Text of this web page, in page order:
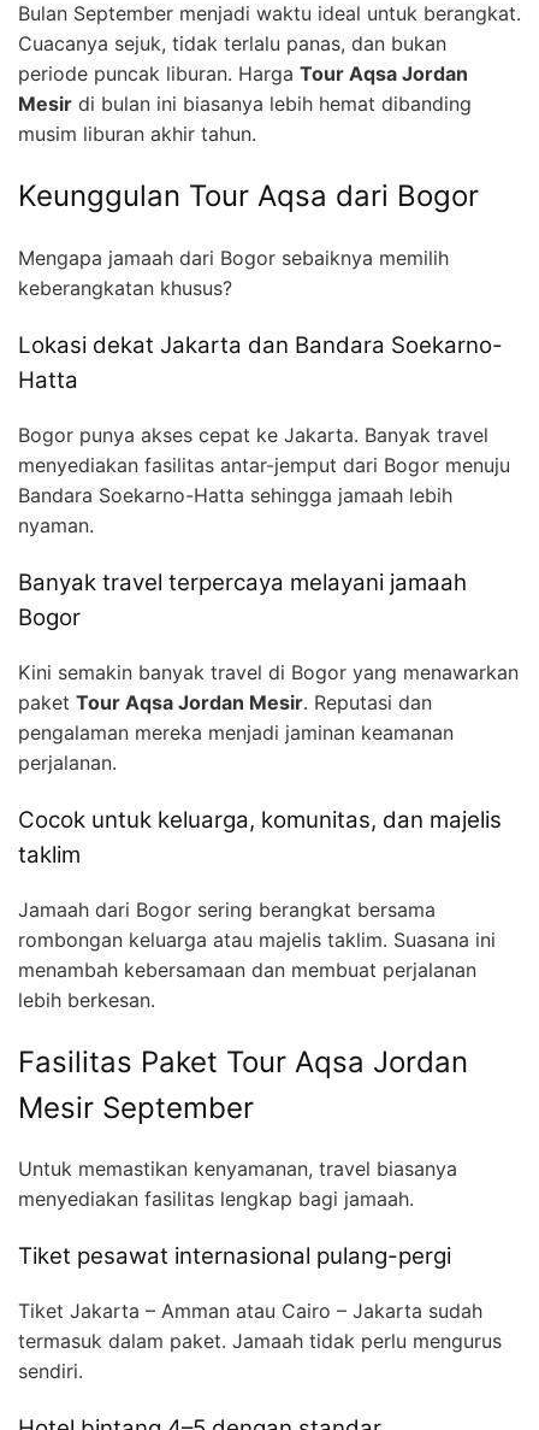
Bulan September menjadi waktu ideal untuk berangkat.
Cuacanya sejuk, tidak terlalu panas, dan bukan
periode puncak liburan. Harga Tour Aqsa Jordan
Mesir di bulan ini biasanya lebih hemat dibanding
musim liburan akhir tahun.
Keunggulan Tour Aqsa dari Bogor
Mengapa jamaah dari Bogor sebaiknya memilih
keberangkatan khusus?
Lokasi dekat Jakarta dan Bandara Soekarno-
Hatta
Bogor punya akses cepat ke Jakarta. Banyak travel
menyediakan fasilitas antar-jemput dari Bogor menuju
Bandara Soekarno-Hatta sehingga jamaah lebih
nyaman.
Banyak travel terpercaya melayani jamaah
Bogor
Kini semakin banyak travel di Bogor yang menawarkan
paket Tour Aqsa Jordan Mesir. Reputasi dan
pengalaman mereka menjadi jaminan keamanan
perjalanan.
Cocok untuk keluarga, komunitas, dan majelis
taklim
Jamaah dari Bogor sering berangkat bersama
rombongan keluarga atau majelis taklim. Suasana ini
menambah kebersamaan dan membuat perjalanan
lebih berkesan.
Fasilitas Paket Tour Aqsa Jordan
Mesir September
Untuk memastikan kenyamanan, travel biasanya
menyediakan fasilitas lengkap bagi jamaah.
Tiket pesawat internasional pulang-pergi
Tiket Jakarta – Amman atau Cairo – Jakarta sudah
termasuk dalam paket. Jamaah tidak perlu mengurus
sendiri.